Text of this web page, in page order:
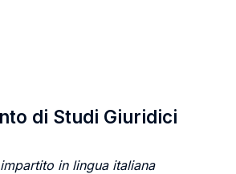
di Studi Giuridici
in lingua italiana